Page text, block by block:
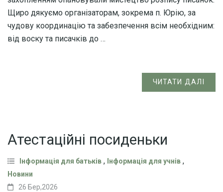
Щиро дякуємо організаторам, зокрема п. Юрію, за
чудову координацію та забезпечення всім необхідним:
від воску та писачків до …
ЧИТАТИ ДАЛІ
Атестаційні посиденьки
Інформація для батьків , Інформація для учнів ,
Новини
26 Бер,2026